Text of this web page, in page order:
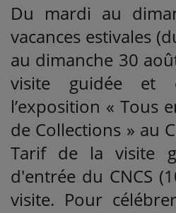
Du mardi au
vacances estivales
au dimanche 30
visite guidée et
l’exposition « Tous
de Collections » au
Tarif de la visite
d'entrée du CNCS
visite. Pour